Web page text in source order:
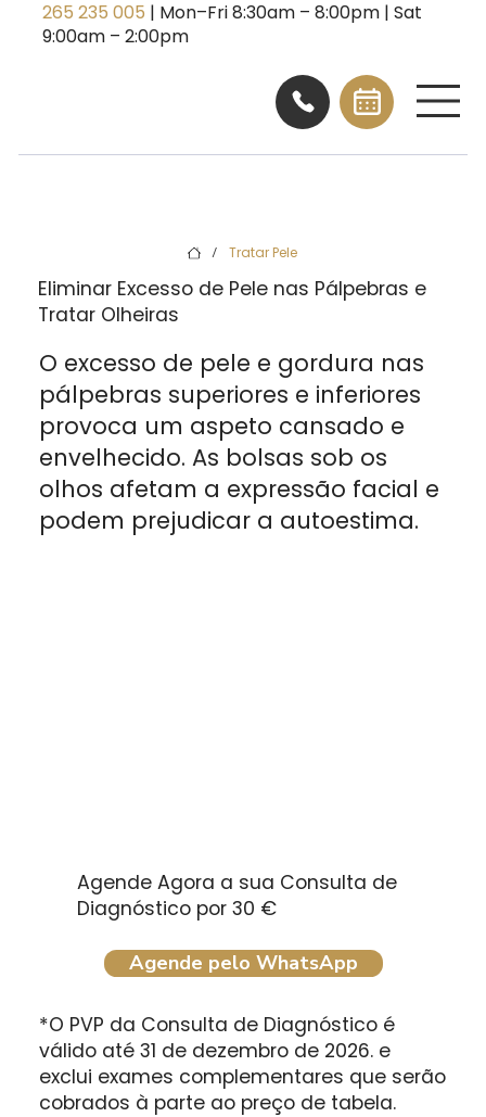
265 235 005 | Mon–Fri 8:30am – 8:00pm | Sat
9:00am – 2:00pm
/ Tratar Pele
Eliminar Excesso de Pele nas Pálpebras e
Tratar Olheiras
O excesso de pele e gordura nas
pálpebras superiores e inferiores
provoca um aspeto cansado e
envelhecido. As bolsas sob os
olhos afetam a expressão facial e
podem prejudicar a autoestima.
Agende pelo WhatsApp
Agende Agora a sua Consulta de
Diagnóstico por 30 €
*O PVP da Consulta de Diagnóstico é
válido até 31 de dezembro de 2026. e
exclui exames complementares que serão
cobrados à parte ao preço de tabela.